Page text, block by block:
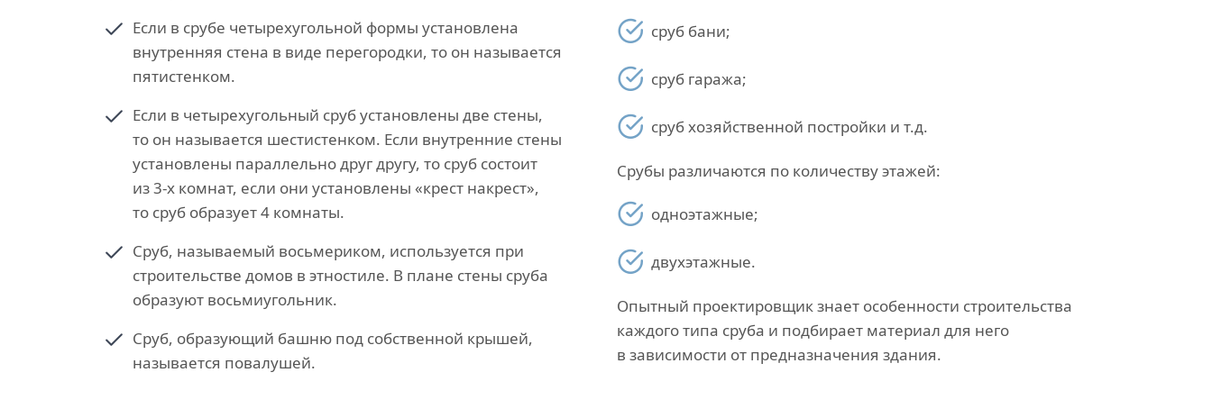
Если в срубе четырехугольной формы установлена
внутренняя стена в виде перегородки, то он называется
пятистенком.
Если в четырехугольный сруб установлены две стены,
то он называется шестистенком. Если внутренние стены
установлены параллельно друг другу, то сруб состоит
из 3-х комнат, если они установлены «крест накрест»,
то сруб образует 4 комнаты.
Сруб, называемый восьмериком, используется при
строительстве домов в этностиле. В плане стены сруба
образуют восьмиугольник.
Сруб, образующий башню под собственной крышей,
называется повалушей.
сруб бани;
сруб гаража;
сруб хозяйственной постройки и т.д.
Срубы различаются по количеству этажей:
одноэтажные;
двухэтажные.
Опытный проектировщик знает особенности строительства
каждого типа сруба и подбирает материал для него
в зависимости от предназначения здания.